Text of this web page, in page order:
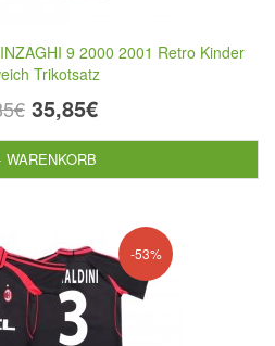
9 2000 2001 Retro Kinder
Trikotsatz
35,85€
WARENKORB
-53%